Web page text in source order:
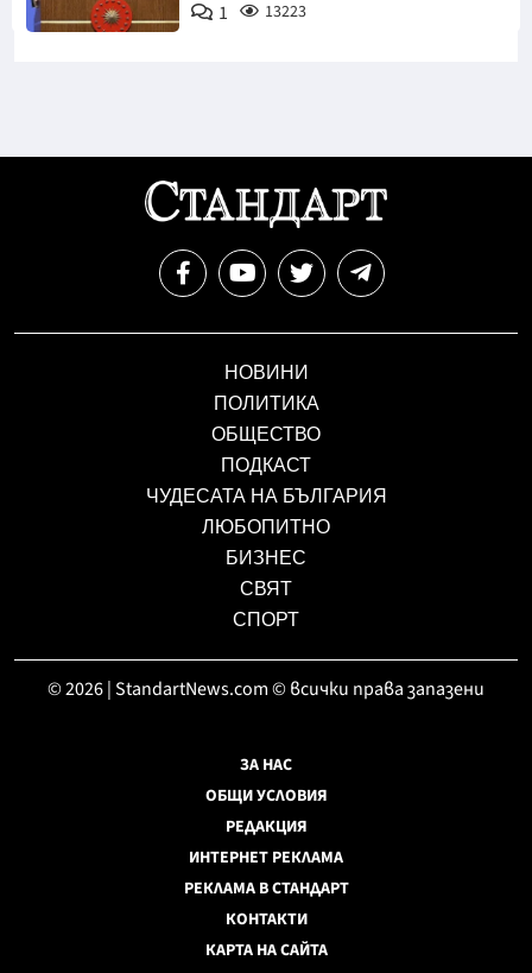
1 13223
НОВИНИ
ПОЛИТИКА
ОБЩЕСТВО
ПОДКАСТ
ЧУДЕСАТА НА БЪЛГАРИЯ
ЛЮБОПИТНО
БИЗНЕС
СВЯТ
СПОРТ
© 2026 | StandartNews.com © всички права запазени
ЗА НАС
ОБЩИ УСЛОВИЯ
РЕДАКЦИЯ
ИНТЕРНЕТ РЕКЛАМА
РЕКЛАМА В СТАНДАРТ
КОНТАКТИ
КАРТА НА САЙТА